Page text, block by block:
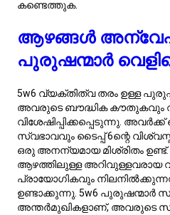
താൽപ്പര്യമുള്ളവർക്ക്,
സ്വഭാവഗുണങ്ങളും
എങ്ങനെ പ്രകടമാകുന്നു
മനസ്സിലാക്കൽ നൽകും.
5w6
കെട്ടുകഥയിലെ
രക്ഷാധികാരികൾ
5w6 കഥാപാത്രങ്ങൾ
വിശകലനാത്മക
ബുദ്ധിയും വിശ്വസ്തതയും
സംയോജനം
കൗതുകം, വിമർശനാത്മക